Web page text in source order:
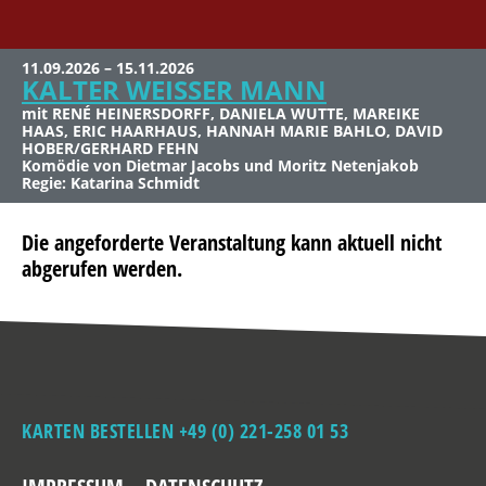
11.09.2026 – 15.11.2026
KALTER WEISSER MANN
mit RENÉ HEINERSDORFF, DANIELA WUTTE, MAREIKE
HAAS, ERIC HAARHAUS, HANNAH MARIE BAHLO, DAVID
HOBER/GERHARD FEHN
Komödie von Dietmar Jacobs und Moritz Netenjakob
Regie: Katarina Schmidt
Die angeforderte Veranstaltung kann aktuell nicht
abgerufen werden.
KARTEN BESTELLEN +49 (0) 221-258 01 53